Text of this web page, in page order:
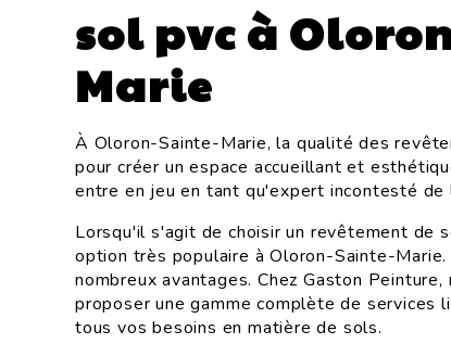
sol pvc à
Marie
À Oloron-Sainte-Marie, la qualité des
pour créer un espace accueillant et
entre en jeu en tant qu'expert incontesté de
Lorsqu'il s'agit de choisir un revêtement de
option très populaire à Oloron-Sainte-
nombreux avantages. Chez Gaston
proposer une gamme complète de services
tous vos besoins en matière de sols.